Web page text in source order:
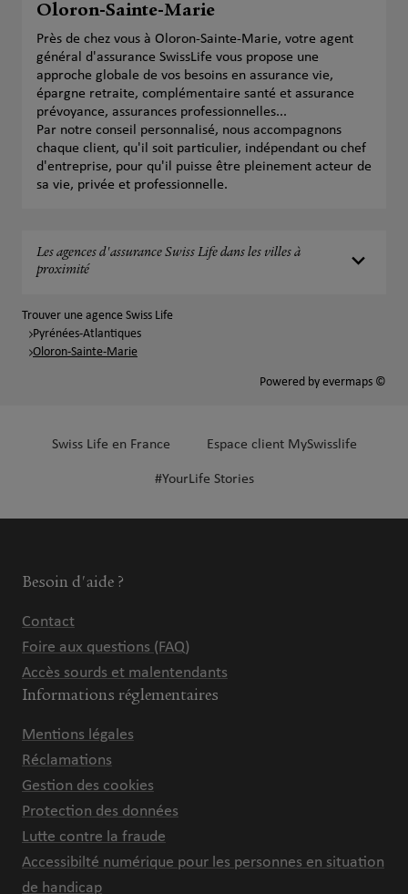
Oloron-Sainte-Marie
Près de chez vous à Oloron-Sainte-Marie, votre agent
général d'assurance SwissLife vous propose une
approche globale de vos besoins en assurance vie,
épargne retraite, complémentaire santé et assurance
prévoyance, assurances professionnelles...
Par notre conseil personnalisé, nous accompagnons
chaque client, qu'il soit particulier, indépendant ou chef
d'entreprise, pour qu'il puisse être pleinement acteur de
sa vie, privée et professionnelle.
Les agences d'assurance Swiss Life dans les villes à
proximité
Trouver une agence Swiss Life
Pyrénées-Atlantiques
Oloron-Sainte-Marie
Powered by evermaps ©
Swiss Life en France Espace client MySwisslife
#YourLife Stories
Besoin d'aide ?
Contact
Foire aux questions (FAQ)
Accès sourds et malentendants
Informations réglementaires
Mentions légales
Réclamations
Gestion des cookies
Protection des données
Lutte contre la fraude
Accessibilté numérique pour les personnes en situation
de handicap